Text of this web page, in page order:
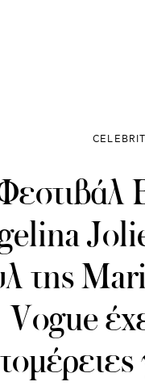
της
Vogue